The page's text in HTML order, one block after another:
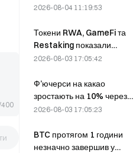
400
модулів для центрів
Xinyuan на ринку може
скоротитися на 27%
2026-08-04 11:19:53
Токени RWA, GameFi та
Restaking показали
найкращі результати на
2026-08-03 17:05:42
Ф’ючерси на какао
зростають на 10% через
занепокоєння щодо
наближаються до $6,000
за тонну
2026-08-03 17:05:23
BTC протягом 1 години
незначно завершив у